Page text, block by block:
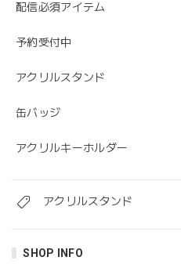
配信必須アイテム
予約受付中
アクリルスタンド
缶バッジ
アクリルキーホルダー
アクリルスタンド
SHOP INFO